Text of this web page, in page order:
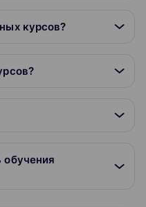
курсов?
обучения